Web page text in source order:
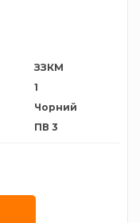
ЗЗКМ
1
Чорний
ПВ 3